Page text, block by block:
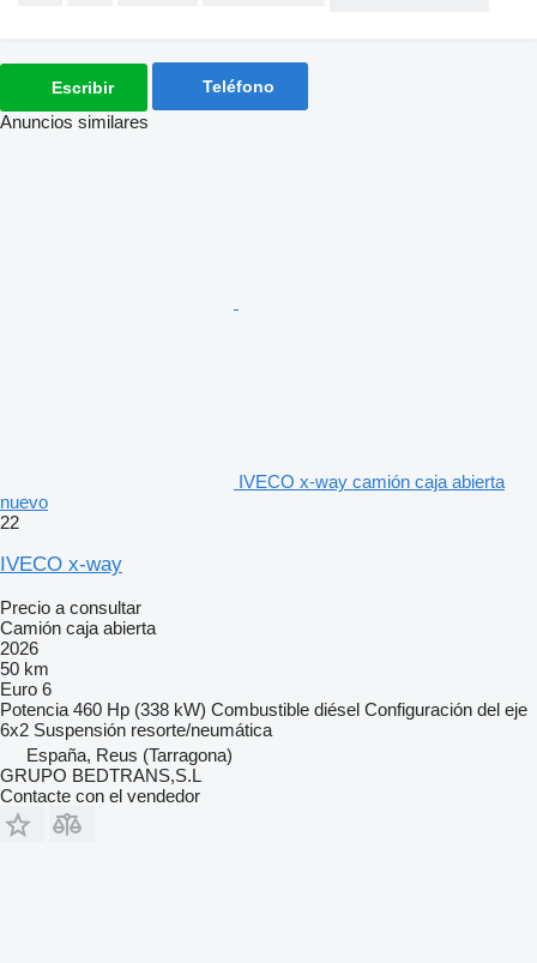
Escribir Teléfono
Anuncios similares
IVECO x-way camión caja abierta
nuevo
22
IVECO x-way
Precio a consultar
Camión caja abierta
2026
50 km
Euro 6
Potencia 460 Hp (338 kW) Combustible diésel Configuración del eje
6x2 Suspensión resorte/neumática
España, Reus (Tarragona)
GRUPO BEDTRANS,S.L
Contacte con el vendedor